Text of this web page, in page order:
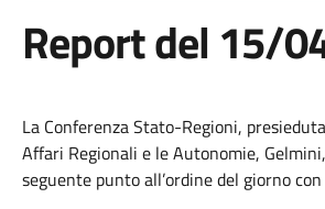
Report del 15/
La Conferenza Stato-Regioni,
Affari Regionali e le Autonomie,
seguente punto all’ordine del giorno